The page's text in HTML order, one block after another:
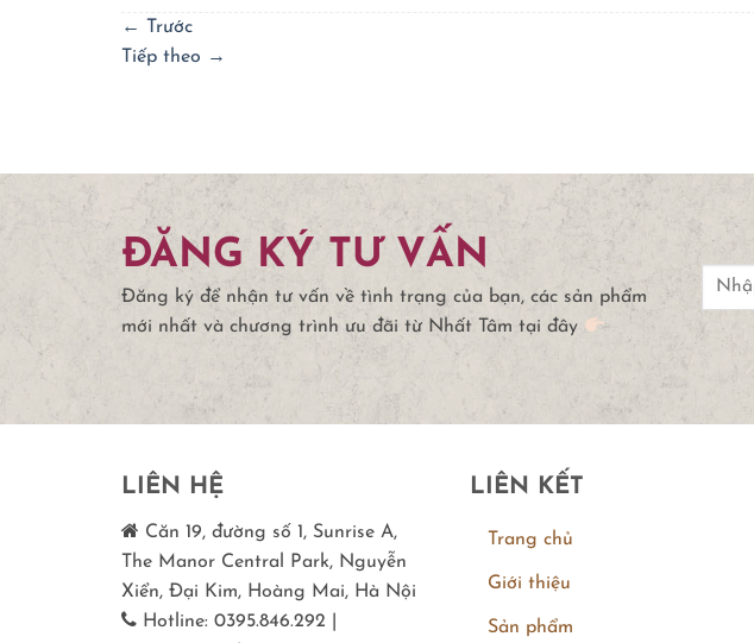
←
Trước
Tiếp theo →
ĐĂNG KÝ TƯ VẤN
Đăng ký để nhận tư vấn về tình trạng của bạn, các sản phẩm
mới nhất và chương trình ưu đãi từ Nhất Tâm tại đây
LIÊN HỆ
Căn 19, đường số 1, Sunrise A,
The Manor Central Park, Nguyễn
Xiển, Đại Kim, Hoàng Mai, Hà Nội
Hotline: 0395.846.292 |
LIÊN KẾT
Trang chủ
Giới thiệu
Sản phẩm